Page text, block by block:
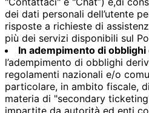
dei dati personali dell’utente
risposte a richieste di
più dei servizi disponibili sul
In adempimento di obblighi
l’adempimento di obblighi
regolamenti nazionali e/o
particolare, in ambito fiscale,
materia di "secondary
impartite da autorità ed enti